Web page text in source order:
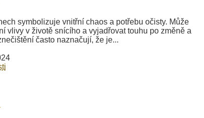
symbolizuje vnitřní chaos a potřebu očisty. Může
vlivy v životě snícího a vyjadřovat touhu po změně a
často naznačují, že je...